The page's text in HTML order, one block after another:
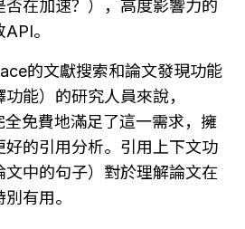
在加速？），高度影響力的
。
的文獻搜索和論文發現功能
功能）的研究人員來說，
免費地滿足了這一需求，擁
好的引用分析。引用上下文功
中的句子）對於理解論文在
有用。